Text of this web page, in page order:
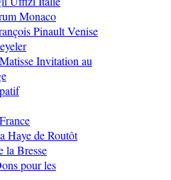
Monaco
Pinault Venise
Invitation au
Haye de Routôt
la Bresse
pour les